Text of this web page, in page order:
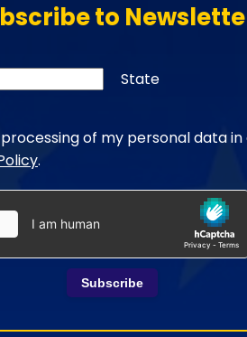
to
State
of my personal data
.
Subscribe